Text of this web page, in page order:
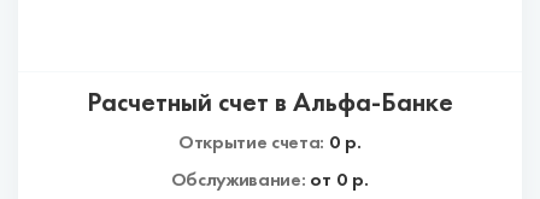
Расчетный счет в Альфа-Банке
Открытие счета: 0 р.
Обслуживание: от 0 р.